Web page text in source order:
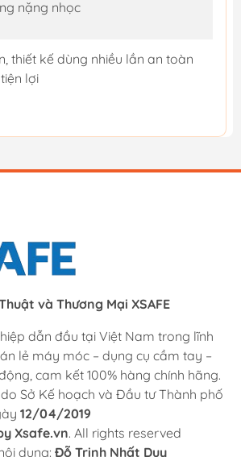
nặng nhọc
thiết kế dùng nhiều lần an toàn
lợi
và Thương Mại XSAFE
dẫn đầu tại Việt Nam trong lĩnh
lẻ máy móc – dụng cụ cầm tay –
cam kết 100% hàng chính hãng.
do Sở Kế hoạch và Đầu tư Thành phố
12/04/2019
Xsafe.vn. All rights reserved
dung: Đỗ Trịnh Nhất Duy